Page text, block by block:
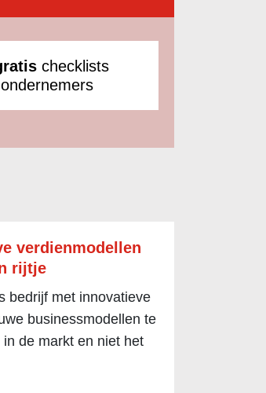
checklists
verdienmodellen
rijtje
bedrijf met innovatieve
businessmodellen te
de markt en niet het